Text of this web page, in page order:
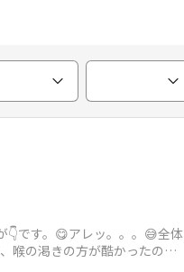
です。😋アレッ。。。😅全体
喉の渇きの方が酷かったので